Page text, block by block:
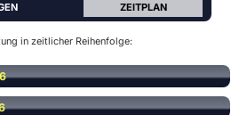
ZEITPLAN
in zeitlicher Reihenfolge: